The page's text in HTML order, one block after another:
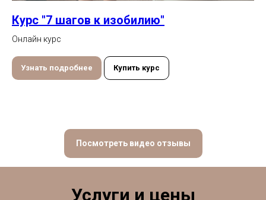
Курс "7 шагов к изобилию"
Онлайн курс
Узнать подробнее Купить курс
Посмотреть видео отзывы
Услуги и цены